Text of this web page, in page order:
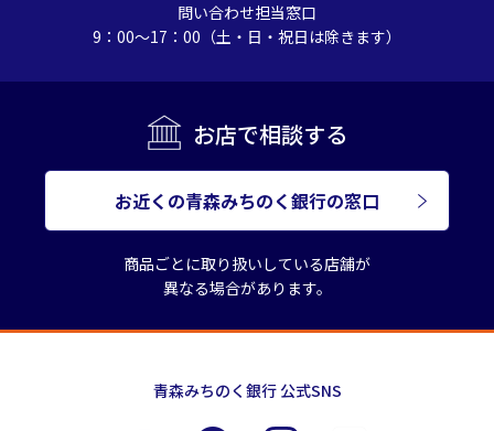
問い合わせ担当窓口
9：00～17：00（土・日・祝日は除きます）
お店で相談する
お近くの青森みちのく銀行の窓口
商品ごとに取り扱いしている店舗が
異なる場合があります。
青森みちのく銀行 公式SNS